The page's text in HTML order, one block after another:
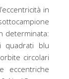
in
determinata:
quadrati blu
circolari
eccentriche